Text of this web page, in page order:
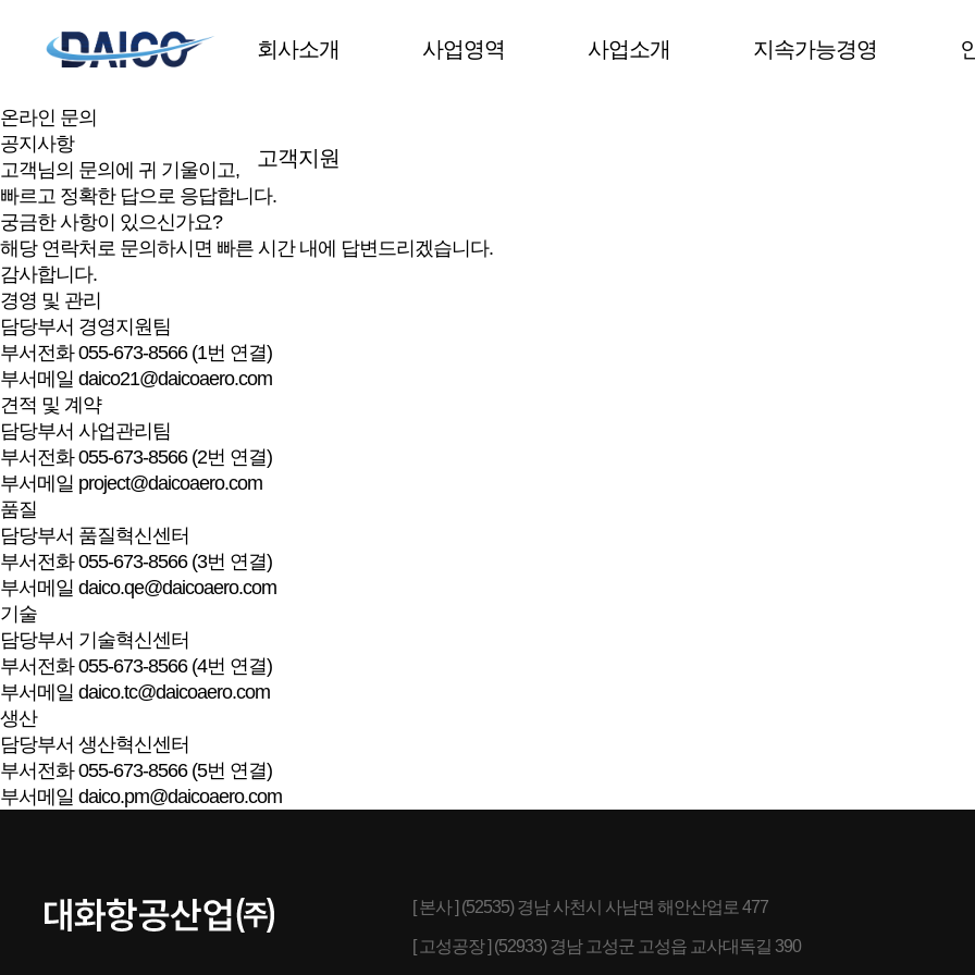
회사소개 사업영역 사업소개 지속가능경영
고객지원
공지사항
기술의 한계를 뛰어넘어 더욱 가치 있는 미래를 만들어 갑니다.
온라인 문의
공지사항
고객님의 문의에 귀 기울이고,
빠르고 정확한 답으로 응답합니다.
궁금한 사항이 있으신가요?
해당 연락처로 문의하시면 빠른 시간 내에 답변드리겠습니다.
감사합니다.
경영 및 관리
담당부서 경영지원팀
부서전화055-673-8566 (1번 연결)
부서메일 daico21@daicoaero.com
견적 및 계약
담당부서 사업관리팀
부서전화055-673-8566 (2번 연결)
부서메일 project@daicoaero.com
품질
담당부서 품질혁신센터
부서전화055-673-8566 (3번 연결)
부서메일 daico.qe@daicoaero.com
기술
담당부서 기술혁신센터
부서전화055-673-8566 (4번 연결)
부서메일 daico.tc@daicoaero.com
생산
담당부서 생산혁신센터
부서전화055-673-8566 (5번 연결)
부서메일 daico.pm@daicoaero.com
[ 본사 ] (52535) 경남 사천시 사남면 해안산업로 477
[ 고성공장 ] (52933) 경남 고성군 고성읍 교사대독길 390